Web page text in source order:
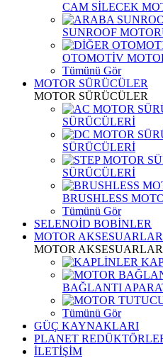
CAM SİLECEK
SUNROOF
OTOMOTİV
Tümünü Gör
MOTOR SÜRÜCÜLER
MOTOR SÜRÜCÜLER
SÜRÜCÜLERİ
SÜRÜCÜLERİ
SÜRÜCÜLERİ
BRUSHLESS
Tümünü Gör
SELENOİD BOBİNLER
MOTOR
MOTOR
BAĞLANTI
Tümünü Gör
GÜÇ KAYNAKLARI
PLANET
İLETİŞİM